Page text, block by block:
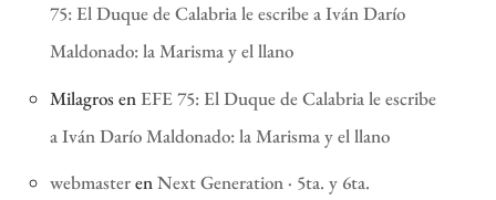
75: El Duque de Calabria le escribe a Iván Darío
Maldonado: la Marisma y el llano
Milagrosen EFE 75: El Duque de Calabria le escribe
a Iván Darío Maldonado: la Marisma y el llano
webmasterenNext Generation · 5ta. y 6ta.